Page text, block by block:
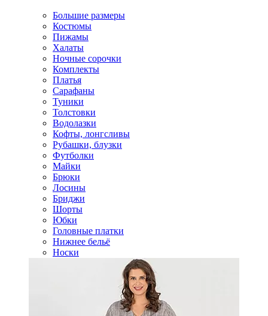
Большие размеры
Костюмы
Пижамы
Халаты
Ночные сорочки
Комплекты
Платья
Сарафаны
Туники
Толстовки
Водолазки
Кофты, лонгсливы
Рубашки, блузки
Футболки
Майки
Брюки
Лосины
Бриджи
Шорты
Юбки
Головные платки
Нижнее бельё
Носки